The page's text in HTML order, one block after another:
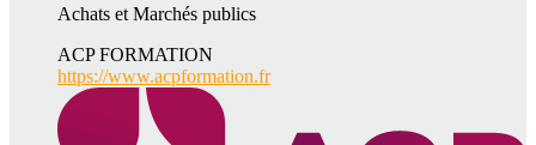
Achats et Marchés publics
ACP FORMATION
https://www.acpformation.fr